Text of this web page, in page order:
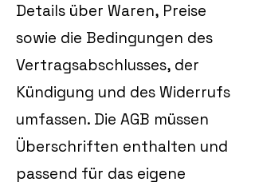
Details über Waren, Preise
sowie die Bedingungen des
Vertragsabschlusses, der
Kündigung und des Widerrufs
umfassen. Die AGB müssen
Überschriften enthalten und
passend für das eigene